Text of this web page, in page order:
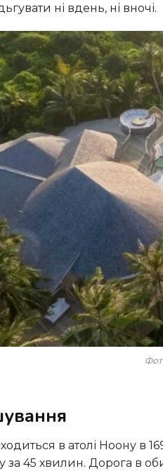
ні вдень, ні вночі.
за 45 хвилин. Дорога в